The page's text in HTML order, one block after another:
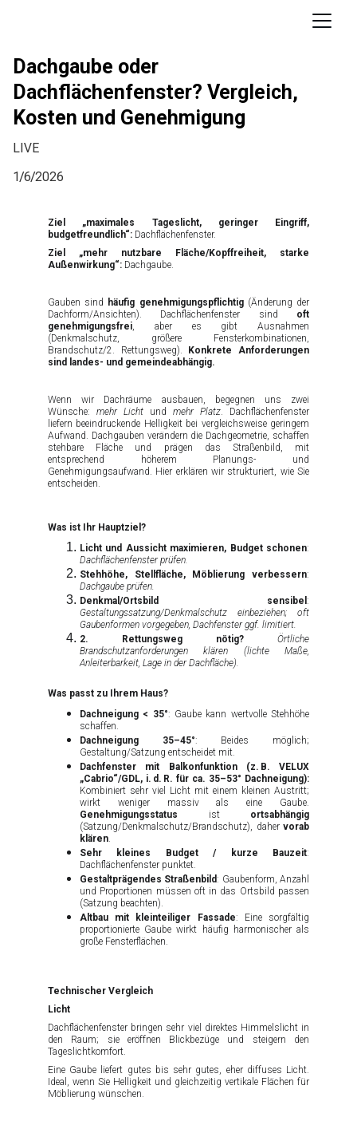
Dachgaube oder
Dachflächenfenster? Vergleich,
Kosten und Genehmigung
LIVE
1/6/2026
Ziel „maximales Tageslicht, geringer Eingriff,
budgetfreundlich“: Dachflächenfenster.
Ziel „mehr nutzbare Fläche/Kopffreiheit, starke
Außenwirkung“: Dachgaube.
Gauben sind häufig genehmigungspflichtig(Änderung der
Dachform/Ansichten). Dachflächenfenster sind oft
genehmigungsfrei, aber es gibt Ausnahmen
(Denkmalschutz, größere Fensterkombinationen,
Brandschutz/2. Rettungsweg).
Konkrete Anforderungen
sind landes- und gemeindeabhängig.
Wenn wir Dachräume ausbauen, begegnen uns zwei
Wünsche: mehr Licht und mehr Platz. Dachflächenfenster
liefern beeindruckende Helligkeit bei vergleichsweise geringem
Aufwand. Dachgauben verändern die Dachgeometrie, schaffen
stehbare Fläche und prägen das Straßenbild, mit
entsprechend höherem Planungs- und
Genehmigungsaufwand. Hier erklären wir strukturiert, wie Sie
entscheiden.
Was ist Ihr Hauptziel?
Licht und Aussicht maximieren, Budget schonen:
Dachflächenfenster prüfen.
Stehhöhe, Stellfläche, Möblierung verbessern:
Dachgaube prüfen.
Denkmal/Ortsbild sensibel :
Gestaltungssatzung/Denkmalschutz einbeziehen; oft
Gaubenformen vorgegeben, Dachfenster ggf. limitiert.
2. Rettungsweg nötig?
Örtliche
Brandschutzanforderungen klären (lichte Maße,
Anleiterbarkeit, Lage in der Dachfläche).
Was passt zu Ihrem Haus?
Dachneigung < 35°: Gaube kann wertvolle Stehhöhe
schaffen.
Dachneigung 35–45°: Beides möglich;
Gestaltung/Satzung entscheidet mit.
Dachfenster mit Balkonfunktion (z. B. VELUX
„Cabrio“/GDL, i. d. R. für ca. 35–53° Dachneigung):
Kombiniert sehr viel Licht mit einem kleinen Austritt;
wirkt weniger massiv als eine Gaube.
Genehmigungsstatus ist ortsabhängig
(Satzung/Denkmalschutz/Brandschutz), daher vorab
klären.
Sehr kleines Budget / kurze Bauzeit:
Dachflächenfenster punktet.
Gestaltprägendes Straßenbild: Gaubenform, Anzahl
und Proportionen müssen oft in das Ortsbild passen
(Satzung beachten).
Altbau mit kleinteiliger Fassade: Eine sorgfältig
proportionierte Gaube wirkt häufig harmonischer als
große Fensterflächen.
Technischer Vergleich
Licht
Dachflächenfenster bringen sehr viel direktes Himmelslicht in
den Raum; sie eröffnen Blickbezüge und steigern den
Tageslichtkomfort.
Eine Gaube liefert gutes bis sehr gutes, eher diffuses Licht.
Ideal, wenn Sie Helligkeit und gleichzeitig vertikale Flächen für
Möblierung wünschen.